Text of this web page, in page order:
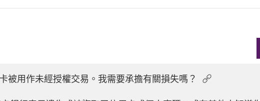
被用作未經授權交易。我需要承擔有關損失嗎？